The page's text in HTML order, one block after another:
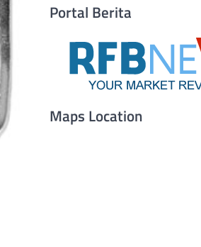
Portal Berita
Maps Location